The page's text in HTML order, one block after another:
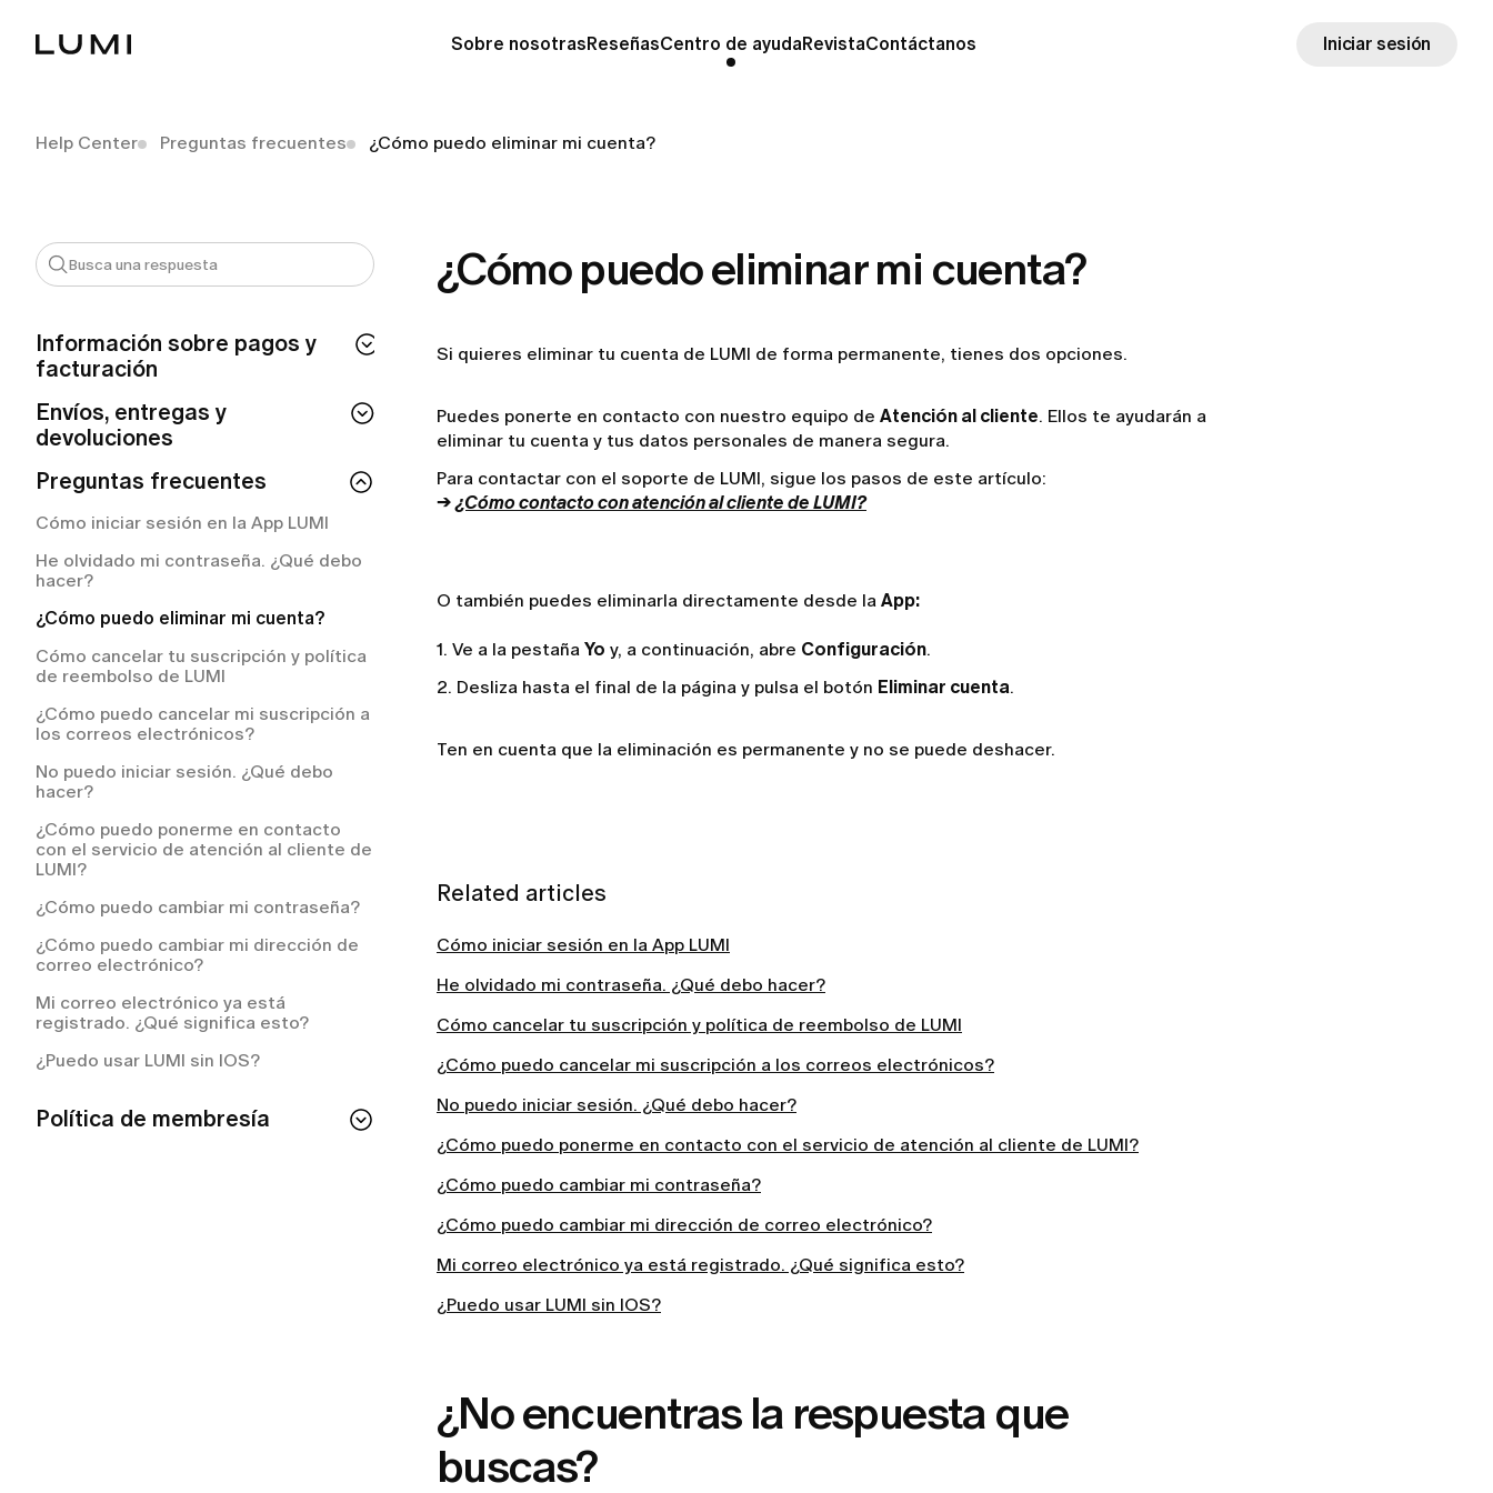
Sobre nosotrasReseñasCentro de ayudaRevistaContáctanos Iniciar sesión
Help Center Preguntas frecuentes ¿Cómo puedo eliminar mi cuenta?
Información sobre pagos y
facturación
¿Cuánto tiempo tarda en procesarse mi
reembolso de LUMI?
¿Por qué se me ha realizado un cargo
automático de LUMI?
¿Cómo solicitar un reembolso en LUMI?
¿Cómo puedo solicitar un reembolso?
Envíos, entregas y
devoluciones
¿Puedo modificar o cancelar mi pedido
después de realizarlo?
¿Tengo que pagar por el servicio de
entrega?
Mi pedido se ha retrasado. ¿Qué debo
hacer?
¿Cómo puedo hacer el seguimiento de
mi pedido?
¿Qué ocurre si un artículo de mi pedido
está agotado?
¿Cómo puedo devolver un artículo que
no me queda bien?
¿Cómo obtengo las instrucciones de
devolución?
¿Tengo que pagar los gastos de envío
de la devolución?
¿A qué países realizamos envíos?
¿Cómo realizar un pedido en LUMI?
Preguntas frecuentes
Cómo iniciar sesión en la App LUMI
He olvidado mi contraseña. ¿Qué debo
hacer?
¿Cómo puedo eliminar mi cuenta?
Cómo cancelar tu suscripción y política
de reembolso de LUMI
¿Cómo puedo cancelar mi suscripción a
los correos electrónicos?
No puedo iniciar sesión. ¿Qué debo
hacer?
¿Cómo puedo ponerme en contacto
con el servicio de atención al cliente de
LUMI?
¿Cómo puedo cambiar mi contraseña?
¿Cómo puedo cambiar mi dirección de
correo electrónico?
Mi correo electrónico ya está
registrado. ¿Qué significa esto?
¿Puedo usar LUMI sin IOS?
Política de membresía
¿Cómo puedo eliminar mi cuenta?
Si quieres eliminar tu cuenta de LUMI de forma permanente, tienes dos opciones.
Puedes ponerte en contacto con nuestro equipo de Atención al cliente. Ellos te ayudarán a
eliminar tu cuenta y tus datos personales de manera segura.
Para contactar con el soporte de LUMI, sigue los pasos de este artículo:
→¿Cómo contacto con atención al cliente de LUMI?
O también puedes eliminarla directamente desde la App:
1. Ve a la pestaña Yo y, a continuación, abre Configuración.
2. Desliza hasta el final de la página y pulsa el botón Eliminar cuenta.
Ten en cuenta que la eliminación es permanente y no se puede deshacer.
Related articles
Cómo iniciar sesión en la App LUMI
He olvidado mi contraseña. ¿Qué debo hacer?
Cómo cancelar tu suscripción y política de reembolso de LUMI
¿Cómo puedo cancelar mi suscripción a los correos electrónicos?
No puedo iniciar sesión. ¿Qué debo hacer?
¿Cómo puedo ponerme en contacto con el servicio de atención al cliente de LUMI?
¿Cómo puedo cambiar mi contraseña?
¿Cómo puedo cambiar mi dirección de correo electrónico?
Mi correo electrónico ya está registrado. ¿Qué significa esto?
¿Puedo usar LUMI sin IOS?
¿No encuentras la respuesta que
buscas?